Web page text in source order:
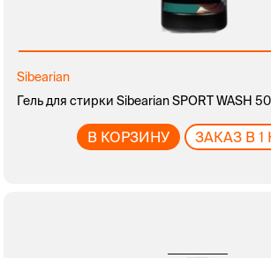
Sibearian
Гель для стирки Sibearian SPORT WASH
В КОРЗИНУ ЗАКАЗ В 1